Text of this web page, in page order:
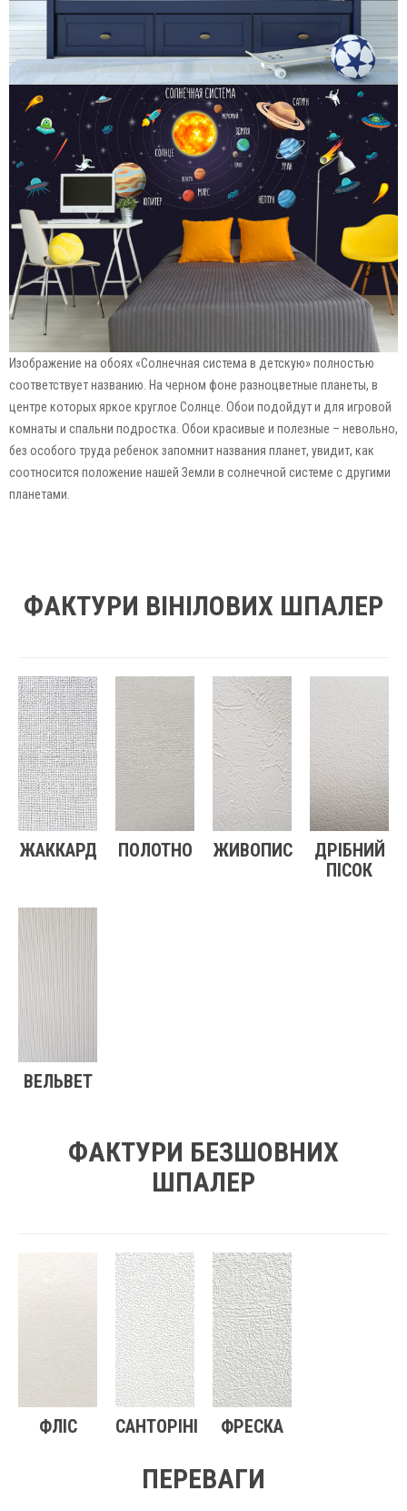
Изображение на обоях «Солнечная система в детскую» полностью
соответствует названию. На черном фоне разноцветные планеты, в
центре которых яркое круглое Солнце. Обои подойдут и для игровой
комнаты и спальни подростка. Обои красивые и полезные – невольно,
без особого труда ребенок запомнит названия планет, увидит, как
соотносится положение нашей Земли в солнечной системе с другими
планетами.
ФАКТУРИ ВІНІЛОВИХ ШПАЛЕР
ЖАККАРД ПОЛОТНО ЖИВОПИС
ДРІБНИЙ
ПІСОК
ВЕЛЬВЕТ
ФАКТУРИ БЕЗШОВНИХ
ШПАЛЕР
ФЛІС САНТОРІНІ ФРЕСКА
ПЕРЕВАГИ